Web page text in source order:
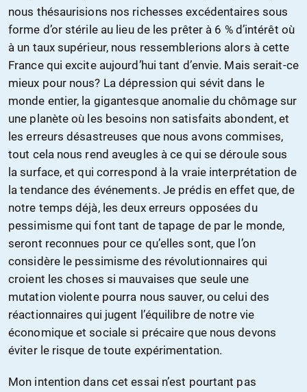
nous thésaurisions nos richesses excédentaires sous
forme d’or stérile au lieu de les prêter à 6 % d’intérêt où
à un taux supérieur, nous ressemblerions alors à cette
France qui excite aujourd’hui tant d’envie. Mais serait-ce
mieux pour nous? La dépression qui sévit dans le
monde entier, la gigantesque anomalie du chômage sur
une planète où les besoins non satisfaits abondent, et
les erreurs désastreuses que nous avons commises,
tout cela nous rend aveugles à ce qui se déroule sous
la surface, et qui correspond à la vraie interprétation de
la tendance des événements. Je prédis en effet que, de
notre temps déjà, les deux erreurs opposées du
pessimisme qui font tant de tapage de par le monde,
seront reconnues pour ce qu’elles sont, que l’on
considère le pessimisme des révolutionnaires qui
croient les choses si mauvaises que seule une
mutation violente pourra nous sauver, ou celui des
réactionnaires qui jugent l’équilibre de notre vie
économique et sociale si précaire que nous devons
éviter le risque de toute expérimentation.
Mon intention dans cet essai n’est pourtant pas